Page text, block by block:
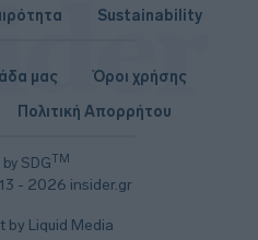
Sustainability
by SDGTM
- 2026 insider.gr
μας
Όροι χρήσης
Πολιτική Απορρήτου
by Liquid Media